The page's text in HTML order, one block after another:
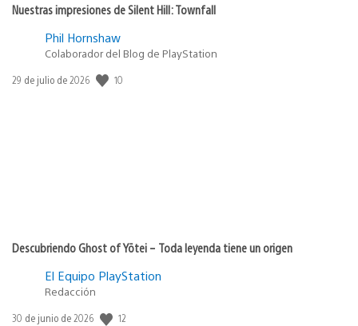
Nuestras impresiones de Silent Hill: Townfall
Phil Hornshaw
Colaborador del Blog de PlayStation
Fecha
29 de julio de 2026 10
Descubriendo Ghost of Yōtei – Toda leyenda tiene un origen
El Equipo PlayStation
Redacción
Fecha
30 de junio de 2026 12